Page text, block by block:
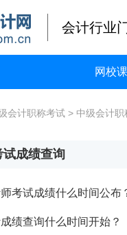
会计行业
网校
会计职称考试 > 中级会计
成绩查询
考试成绩什么时间公布
绩查询什么时间开始？